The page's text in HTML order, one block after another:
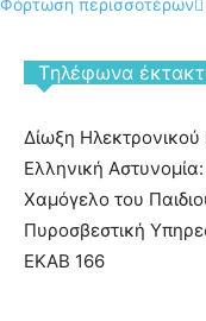
Φόρτωση περισσοτέρων
Tηλέφωνα
Δίωξη
Ελληνική
Χαμόγελο του
Πυροσβεστική
ΕΚΑΒ 166